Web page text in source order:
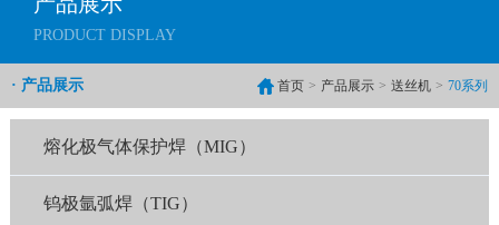
PRODUCT DISPLAY
· 产品展示 首页 > 产品展示 > 送丝机 > 70系列
熔化极气体保护焊（MIG）
钨极氩弧焊（TIG）